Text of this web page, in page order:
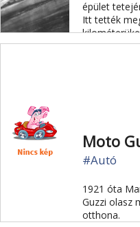
épület
Itt tették
Moto
#Autó
1921 óta
Guzzi olasz
otthona.